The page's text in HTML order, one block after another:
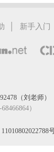
| 新手入门
（刘老师）
）